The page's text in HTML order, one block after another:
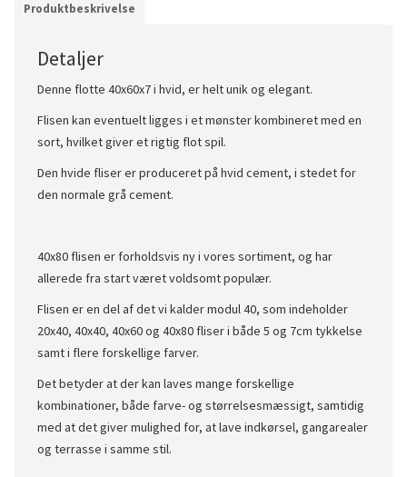
Produktbeskrivelse
Detaljer
Denne flotte 40x60x7 i hvid, er helt unik og elegant.
Flisen kan eventuelt ligges i et mønster kombineret med en
sort, hvilket giver et rigtig flot spil.
Den hvide fliser er produceret på hvid cement, i stedet for
den normale grå cement.
40x80 flisen er forholdsvis ny i vores sortiment, og har
allerede fra start været voldsomt populær.
Flisen er en del af det vi kalder modul 40, som indeholder
20x40, 40x40, 40x60 og 40x80 fliser i både 5 og 7cm tykkelse
samt i flere forskellige farver.
Det betyder at der kan laves mange forskellige
kombinationer, både farve- og størrelsesmæssigt, samtidig
med at det giver mulighed for, at lave indkørsel, gangarealer
og terrasse i samme stil.